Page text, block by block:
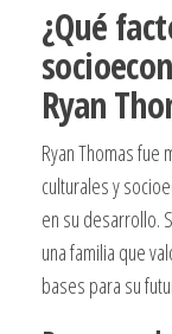
¿Qué
Ryan
Ryan Thomas
culturales y
en su desarrollo.
una familia que
bases para su